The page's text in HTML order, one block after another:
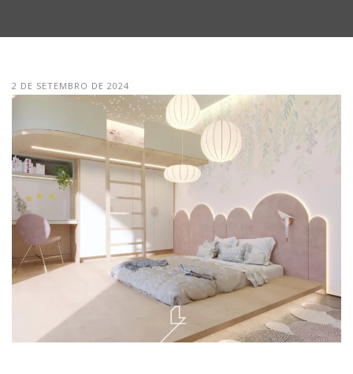
2 DE SETEMBRO DE 2024